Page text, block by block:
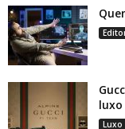
luxo
Luxo